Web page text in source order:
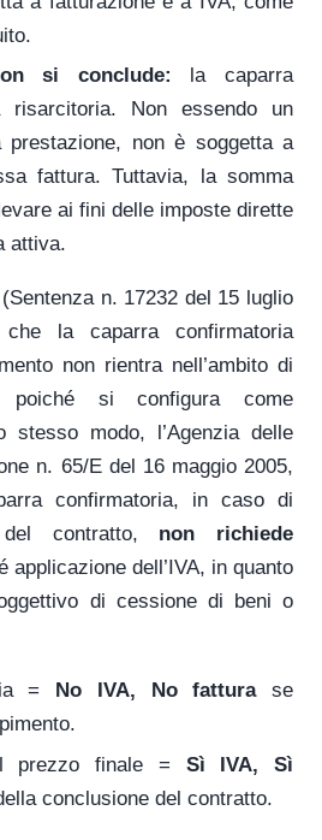
si conclude: la caparra
risarcitoria. Non essendo un
prestazione, non è soggetta a
fattura. Tuttavia, la somma
ai fini delle imposte dirette
attiva.
n. 17232 del 15 luglio
la caparra confirmatoria
non rientra nell’ambito di
poiché si configura come
stesso modo, l’Agenzia delle
n. 65/E del 16 maggio 2005,
confirmatoria, in caso di
del contratto, non richiede
applicazione dell’IVA, in quanto
di cessione di beni o
= No IVA, No fatturase
prezzo finale = Sì IVA, Sì
conclusione del contratto.